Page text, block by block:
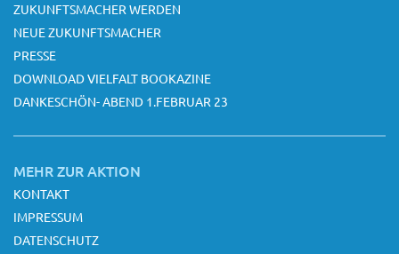
ZUKUNFTSMACHER WERDEN
NEUE ZUKUNFTSMACHER
PRESSE
DOWNLOAD VIELFALT BOOKAZINE
DANKESCHÖN- ABEND 1.FEBRUAR 23
MEHR ZUR AKTION
KONTAKT
IMPRESSUM
DATENSCHUTZ